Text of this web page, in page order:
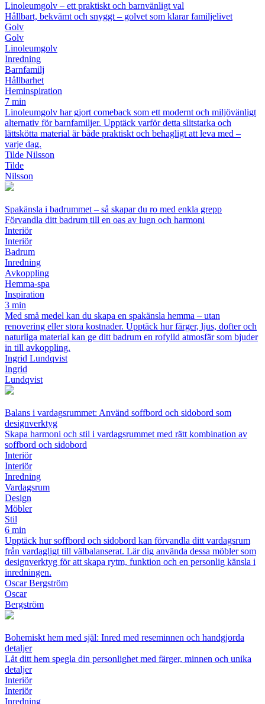
Linoleumgolv – ett praktiskt och barnvänligt val
Hållbart, bekvämt och snyggt – golvet som klarar familjelivet
Golv
Golv
Linoleumgolv
Inredning
Barnfamilj
Hållbarhet
Heminspiration
7 min
Linoleumgolv har gjort comeback som ett modernt och miljövänligt
alternativ för barnfamiljer. Upptäck varför detta slitstarka och
lättskötta material är både praktiskt och behagligt att leva med –
varje dag.
Tilde Nilsson
Tilde
Nilsson
Spakänsla i badrummet – så skapar du ro med enkla grepp
Förvandla ditt badrum till en oas av lugn och harmoni
Interiör
Interiör
Badrum
Inredning
Avkoppling
Hemma-spa
Inspiration
3 min
Med små medel kan du skapa en spakänsla hemma – utan
renovering eller stora kostnader. Upptäck hur färger, ljus, dofter och
naturliga material kan ge ditt badrum en rofylld atmosfär som bjuder
in till avkoppling.
Ingrid Lundqvist
Ingrid
Lundqvist
Balans i vardagsrummet: Använd soffbord och sidobord som
designverktyg
Skapa harmoni och stil i vardagsrummet med rätt kombination av
soffbord och sidobord
Interiör
Interiör
Inredning
Vardagsrum
Design
Möbler
Stil
6 min
Upptäck hur soffbord och sidobord kan förvandla ditt vardagsrum
från vardagligt till välbalanserat. Lär dig använda dessa möbler som
designverktyg för att skapa rytm, funktion och en personlig känsla i
inredningen.
Oscar Bergström
Oscar
Bergström
Bohemiskt hem med själ: Inred med reseminnen och handgjorda
detaljer
Låt ditt hem spegla din personlighet med färger, minnen och unika
detaljer
Interiör
Interiör
Inredning